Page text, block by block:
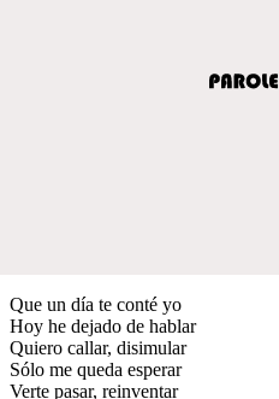
Que un día te conté yo
Hoy he dejado de hablar
Quiero callar, disimular
Sólo me queda esperar
Verte pasar, reinventar